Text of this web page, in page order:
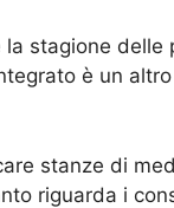
stagione
è un
stanze di
riguarda i